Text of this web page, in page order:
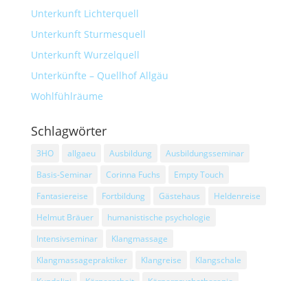
Unterkunft Lichterquell
Unterkunft Sturmesquell
Unterkunft Wurzelquell
Unterkünfte – Quellhof Allgäu
Wohlfühlräume
Schlagwörter
3HO allgaeu Ausbildung
Ausbildungsseminar
Basis-Seminar
Corinna Fuchs
Empty Touch
Fantasiereise
Fortbildung Gästehaus
Heldenreise
Helmut Bräuer
humanistische psychologie
Intensivseminar
Klangmassage
Klangmassagepraktiker
Klangreise
Klangschale